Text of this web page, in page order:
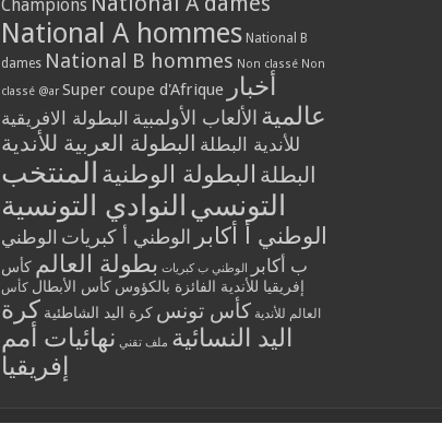
Champions
National A hommes National B
dames National B hommes Non classé Non
classé @ar Super coupe d'Afrique أخبار
عالمية الألعاب الأولمبية البطولة الافريقية
للأندية البطلة البطولة العربية للأندية
البطلة البطولة الوطنية المنتخب
التونسي النوادي التونسية
الوطني أ أكابر الوطني أ كبريات الوطني
ب أكابر
الوطني ب كبريات بطولة العالم كأس
إفريقيا للأندية الفائزة بالكؤوس كأس الأبطال كأس
العالم للأندية كأس تونس كرة اليد الشاطئية كرة
اليد النسائية ملف تقني نهائيات أمم
إفريقيا